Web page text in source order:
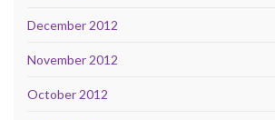
December 2012
November 2012
October 2012